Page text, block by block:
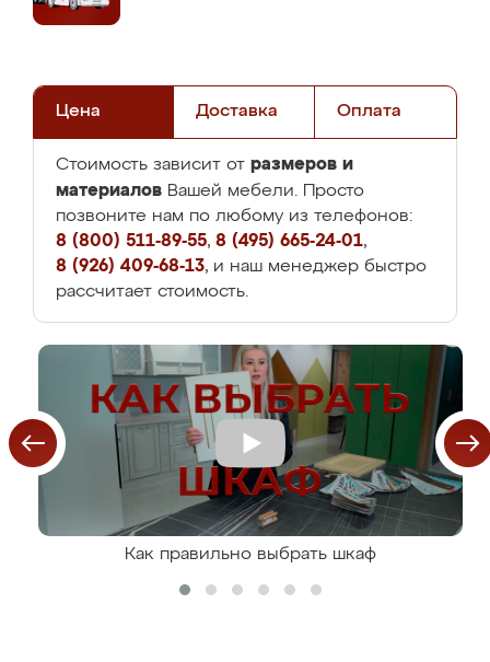
Цена Доставка Оплата
Стоимость зависит от размеров и
материалов Вашей мебели. Просто
позвоните нам по любому из телефонов:
8 (800) 511-89-55, 8 (495) 665-24-01,
8 (926) 409-68-13, и наш менеджер быстро
рассчитает стоимость.
Как правильно выбрать шкаф